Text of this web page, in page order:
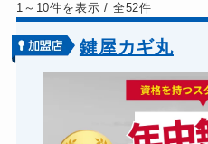
1～10件を表示/ 全52件
鍵屋カギ丸